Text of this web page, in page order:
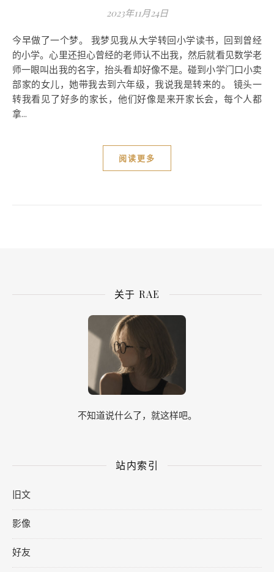
2023年11月24日
今早做了一个梦。 我梦见我从大学转回小学读书，回到曾经
的小学。心里还担心曾经的老师认不出我，然后就看见数学老
师一眼叫出我的名字，抬头看却好像不是。碰到小学门口小卖
部家的女儿，她带我去到六年级，我说我是转来的。 镜头一
转我看见了好多的家长，他们好像是来开家长会，每个人都
拿...
阅读更多
关于 RAE
不知道说什么了，就这样吧。
站内索引
旧文
影像
好友